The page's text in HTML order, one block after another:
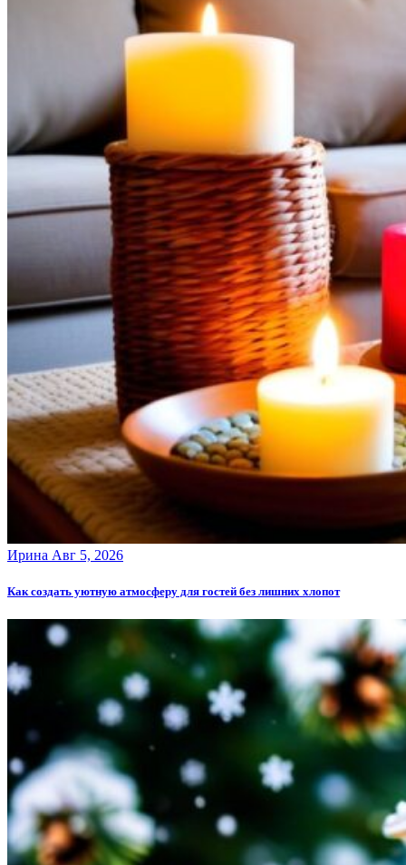
Ирина Авг 5, 2026
Как создать уютную атмосферу для гостей без лишних хлопот